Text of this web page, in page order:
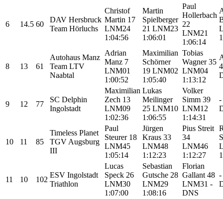
6 14.5 60
DAV Hersbruck
Team Hörluchs
Christof
Martin 17
LNM24
1:04:56
Martin
Spielberger
21 LNM23
1:06:01
Paul
Hollerbach
22
LNM21
1:06:14
8 13 61
Autohaus Manz
Team LTV
Naabtal
Adrian
Manz 7
LNM01
1:00:52
Maximilian
Schörner
19 LNM02
1:05:40
Tobias
Wagner 35
LNM04
1:13:12
9 12 77
SC Delphin
Ingolstadt
Maximilian
Zech 13
LNM09
1:02:36
Lukas
Meilinger
25 LNM10
1:06:55
Volker
Simm 39
LNM12
1:14:31
-
10 11 85
Timeless Planet
TGV Augsburg
III
Paul
Steurer 18
LNM45
1:05:14
Jürgen
Kraus 33
LNM48
1:12:23
Pius Streit
34
LNM46
1:12:27
11 10 102
ESV Ingolstadt
Triathlon
Lucas
Speck 26
LNM30
1:07:00
Sebastian
Gutsche 28
LNM29
1:08:16
Florian
Gallant 48
LNM31 -
DNS
-